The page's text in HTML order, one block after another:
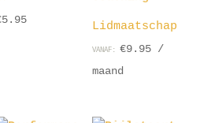
5.95
Lidmaatschap
VANAF:€9.95 /
maand